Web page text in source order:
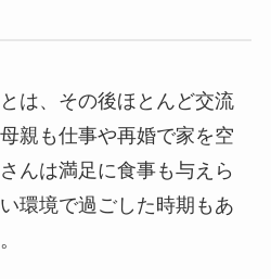
は、その後ほとんど交流
親も仕事や再婚で家を空
んは満足に食事も与えら
環境で過ごした時期もあ